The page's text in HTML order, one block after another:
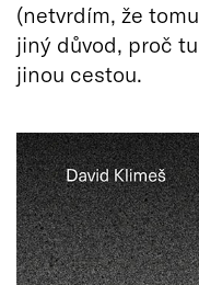
(netvrdím, že
jiný důvod, proč
jinou cestou.